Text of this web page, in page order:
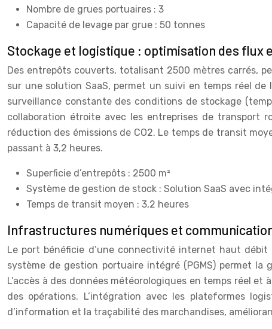
Nombre de grues portuaires : 3
Capacité de levage par grue : 50 tonnes
Stockage et logistique : optimisation des flux
Des entrepôts couverts, totalisant 2500 mètres carrés,
sur une solution SaaS, permet un suivi en temps réel
surveillance constante des conditions de stockage
collaboration étroite avec les entreprises de
réduction des émissions de CO2. Le temps de transit
passant à 3,2 heures.
Superficie d’entrepôts : 2500 m²
Système de gestion de stock : Solution SaaS avec
Temps de transit moyen : 3,2 heures
Infrastructures numériques et
Le port bénéficie d’une connectivité internet haut
système de gestion portuaire intégré (PGMS) permet
L’accès à des données météorologiques en temps réel
des opérations. L’intégration avec les plateformes
d’information et la traçabilité des marchandises,